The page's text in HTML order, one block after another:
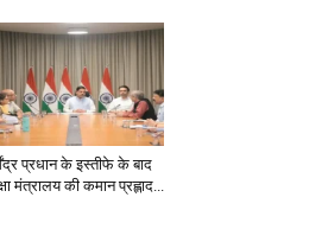
प्रधान के इस्तीफे के बाद
मंत्रालय की कमान प्रह्लाद...